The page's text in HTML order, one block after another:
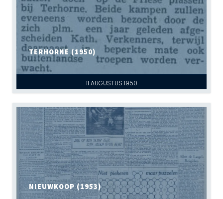
11 AUGUSTUS 1950
TERHORNE (1950)
NIEUWKOOP (1953)